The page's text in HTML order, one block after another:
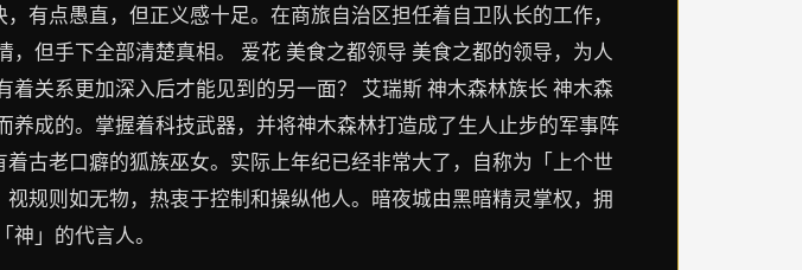
有点愚直，但正义感十足。在商旅自治区担任着自卫队长的工作，
但手下全部清楚真相。 爱花 美食之都领导 美食之都的领导，为人
关系更加深入后才能见到的另一面？ 艾瑞斯 神木森林族长 神木森
成的。掌握着科技武器，并将神木森林打造成了生人止步的军事阵
古老口癖的狐族巫女。实际上年纪已经非常大了，自称为「上个世
规则如无物，热衷于控制和操纵他人。暗夜城由黑暗精灵掌权，拥
」的代言人。